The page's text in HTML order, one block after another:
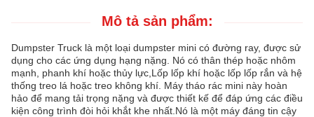
Mô tả sản phẩm:
Dumpster Truck là một loại dumpster mini có đường ray, được sử
dụng cho các ứng dụng hạng nặng. Nó có thân thép hoặc nhôm
mạnh, phanh khí hoặc thủy lực,Lốp lốp khí hoặc lốp lốp rắn và hệ
thống treo lá hoặc treo không khí. Máy tháo rác mini này hoàn
hảo để mang tải trọng nặng và được thiết kế để đáp ứng các điều
kiện công trình đòi hỏi khắt khe nhất.Nó là một máy đáng tin cậy